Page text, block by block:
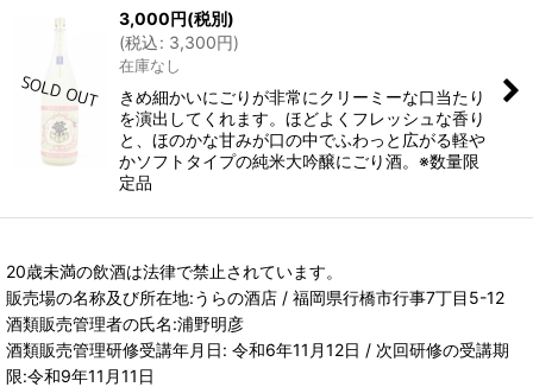
3,000円(税別)
(税込: 3,300円)
在庫なし
きめ細かいにごりが非常にクリーミーな口当たり
を演出してくれます。ほどよくフレッシュな香り
と、ほのかな甘みが口の中でふわっと広がる軽や
かソフトタイプの純米大吟醸にごり酒。※数量限
定品
20歳未満の飲酒は法律で禁止されています。
販売場の名称及び所在地:うらの酒店 / 福岡県行橋市行事7丁目5-12
酒類販売管理者の氏名:浦野明彦
酒類販売管理研修受講年月日: 令和6年11月12日 / 次回研修の受講期
限:令和9年11月11日